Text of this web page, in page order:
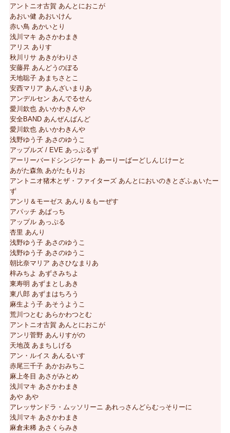
アントニオ古賀 あんとにおこが
あおい健 あおいけん
赤い鳥 あかいとり
浅川マキ あさかわまき
アリス ありす
秋川リサ あきがわりさ
安藤昇 あんどうのぼる
天地聡子 あまちさとこ
安西マリア あんざいまりあ
アンデルセン あんでるせん
愛川欽也 あいかわきんや
安全BAND あんぜんばんど
愛川欽也 あいかわきんや
浅野ゆう子 あさのゆうこ
アップルズ / EVE あっぷるず
アーリーバードシンジケート あーりーばーどしんじけーと
あがた森魚 あがたもりお
アントニオ猪木とザ・ファイターズ あんとにおいのきとざふぁいたー
ず
アンリ＆モーゼス あんり＆もーぜす
アパッチ あぱっち
アップル あっぷる
杏里 あんり
浅野ゆう子 あさのゆうこ
浅野ゆう子 あさのゆうこ
朝比奈マリア あさひなまりあ
梓みちよ あずさみちよ
東寿明 あずまとしあき
東八郎 あずまはちろう
麻生よう子 あそうようこ
荒川つとむ あらかわつとむ
アントニオ古賀 あんとにおこが
アンリ菅野 あんりすがの
天地茂 あまちしげる
アン・ルイス あんるいす
赤尾三千子 あかおみちこ
麻上冬目 あさがみとめ
浅川マキ あさかわまき
あや あや
アレッサンドラ・ムッソリーニ あれっさんどらむっそりーに
浅川マキ あさかわまき
麻倉未稀 あさくらみき